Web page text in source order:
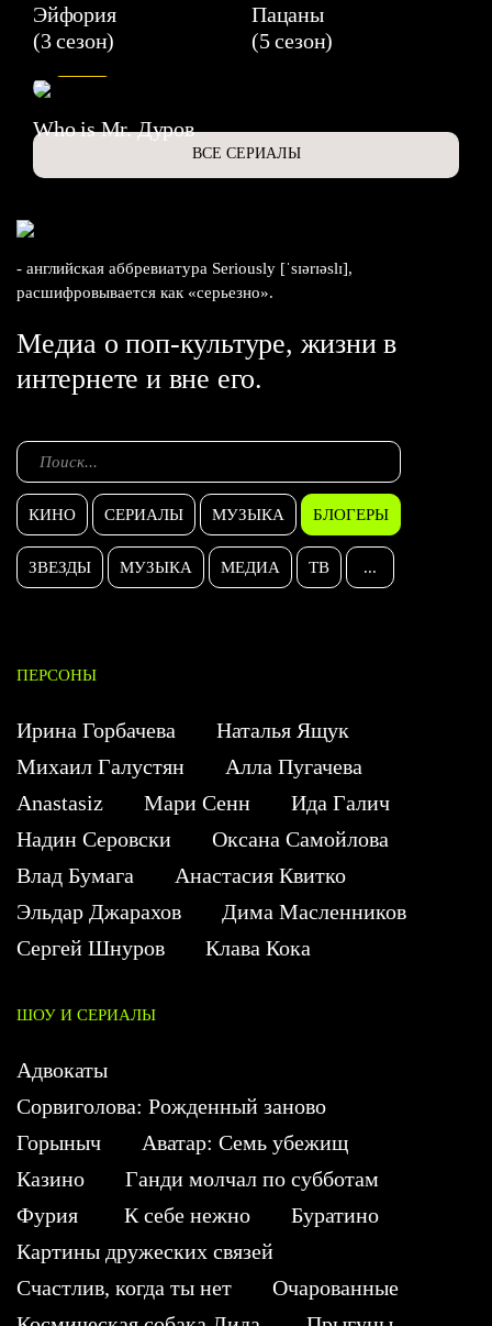
Эйфория
(3 сезон)
Пацаны
(5 сезон)
Who is Mr. Дуров
ВСЕ СЕРИАЛЫ
- английская аббревиатура Seriously [ˈsɪərɪəslɪ],
расшифровывается как «серьезно».
Медиа о поп-культуре, жизни в
интернете и вне его.
КИНО СЕРИАЛЫ МУЗЫКА БЛОГЕРЫ
ЗВЕЗДЫ МУЗЫКА МЕДИА ТВ ...
ПЕРСОНЫ
Ирина Горбачева
Наталья Ящук
Михаил Галустян
Алла Пугачева
Anastasiz
Мари Сенн
Ида Галич
Надин Серовски
Оксана Самойлова
Влад Бумага
Анастасия Квитко
Эльдар Джарахов
Дима Масленников
Сергей Шнуров
Клава Кока
ШОУ И СЕРИАЛЫ
Адвокаты
Сорвиголова: Рожденный заново
Горыныч
Аватар: Семь убежищ
Казино
Ганди молчал по субботам
Фурия
К себе нежно
Буратино
Картины дружеских связей
Счастлив, когда ты нет
Очарованные